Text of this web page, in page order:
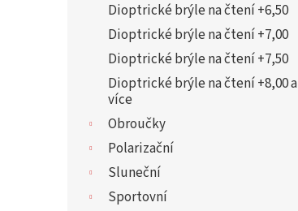
Dioptrické brýle na čtení +6,50
Dioptrické brýle na čtení +7,00
Dioptrické brýle na čtení +7,50
Dioptrické brýle na čtení +8,00 a
více
Obroučky
Polarizační
Sluneční
Sportovní